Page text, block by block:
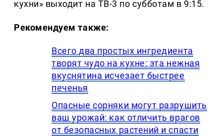
кухни» выходит на ТВ-3 по субботам в 9:15.
Рекомендуем также:
Всего два простых ингредиента
творят чудо на кухне: эта нежная
вкуснятина исчезает быстрее
печенья
Опасные сорняки могут разрушить
ваш урожай: как отличить врагов
от безопасных растений и спасти